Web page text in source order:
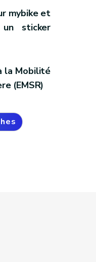
mybike et
sticker
la Mobilité
(EMSR)